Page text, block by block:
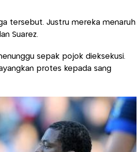
tersebut. Justru mereka menaruh
Suarez.
sepak pojok dieksekusi.
protes kepada sang